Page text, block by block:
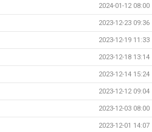
2024-01-12 08:00
2023-12-23 09:36
2023-12-19 11:33
2023-12-18 13:14
2023-12-14 15:24
2023-12-12 09:04
2023-12-03 08:00
2023-12-01 14:07